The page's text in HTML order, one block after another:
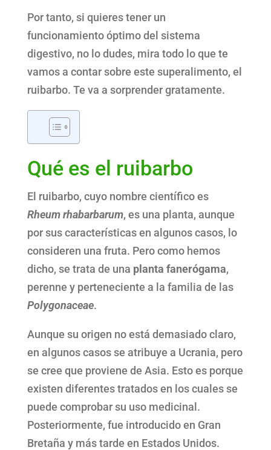
Por tanto, si quieres tener un
funcionamiento óptimo del sistema
digestivo, no lo dudes, mira todo lo que te
vamos a contar sobre este superalimento, el
ruibarbo. Te va a sorprender gratamente.
Qué es el ruibarbo
El ruibarbo, cuyo nombre científico es
Rheum rhabarbarum, es una planta, aunque
por sus características en algunos casos, lo
consideren una fruta. Pero como hemos
dicho, se trata de una planta fanerógama,
perenne y perteneciente a la familia de las
Polygonaceae.
Aunque su origen no está demasiado claro,
en algunos casos se atribuye a Ucrania, pero
se cree que proviene de Asia. Esto es porque
existen diferentes tratados en los cuales se
puede comprobar su uso medicinal.
Posteriormente, fue introducido en Gran
Bretaña y más tarde en Estados Unidos.